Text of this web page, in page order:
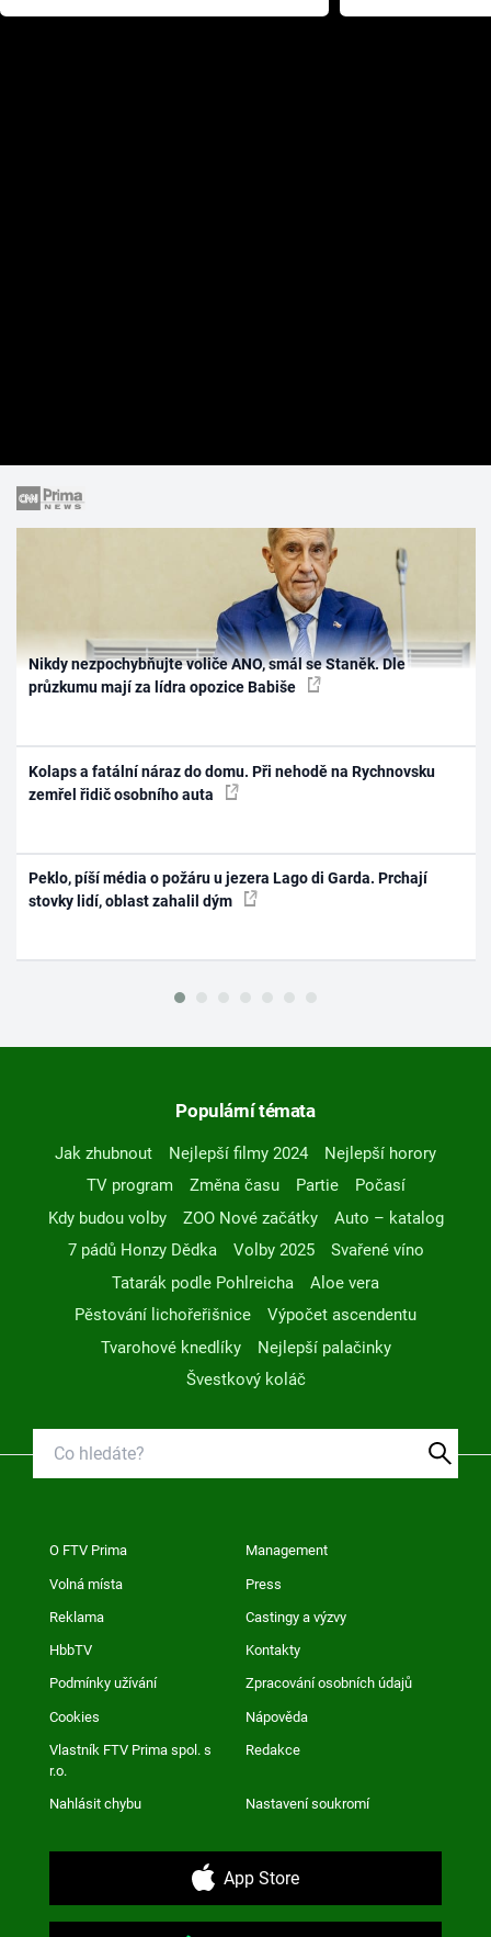
Pottera přišla s ráznou
přichází s
Nikdy nezpochybňujte voliče ANO, smál se Staněk. Dle
průzkumu mají za lídra opozice Babiše
Kolaps a fatální náraz do domu. Při nehodě na Rychnovsku
zemřel řidič osobního auta
Peklo, píší média o požáru u jezera Lago di Garda. Prchají
stovky lidí, oblast zahalil dým
Populární témata
Jak zhubnout Nejlepší filmy 2024
Nejlepší horory
TV program
Změna času Partie
Počasí
Kdy budou volby
ZOO Nové začátky
Auto – katalog
7 pádů Honzy Dědka
Volby 2025
Svařené víno
Tatarák podle Pohlreicha
Aloe vera
Pěstování lichořeřišnice
Výpočet ascendentu
Tvarohové knedlíky
Nejlepší palačinky
Švestkový koláč
O FTV Prima Management
Volná místa Press
Reklama Castingy a výzvy
HbbTV Kontakty
Podmínky užívání Zpracování osobních údajů
Cookies Nápověda
Vlastník FTV Prima spol. s
r.o.
Redakce
Nahlásit chybu Nastavení soukromí
App Store